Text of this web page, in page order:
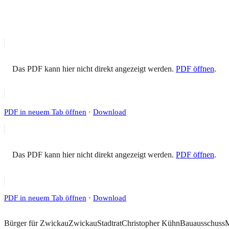
Das PDF kann hier nicht direkt angezeigt werden. PDF öffnen.
PDF in neuem Tab öffnen · Download
Das PDF kann hier nicht direkt angezeigt werden. PDF öffnen.
PDF in neuem Tab öffnen · Download
Bürger für ZwickauZwickauStadtratChristopher KühnBauausschuss